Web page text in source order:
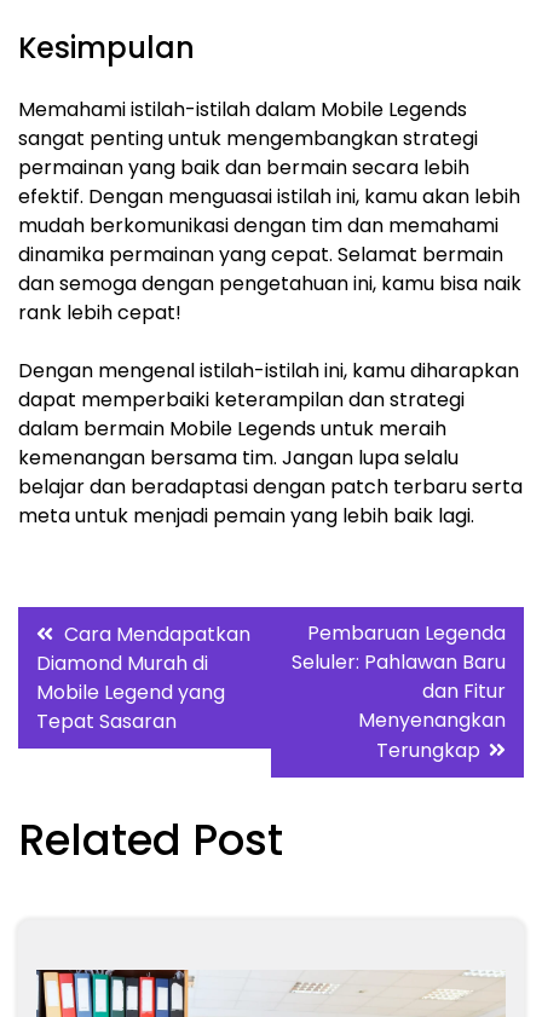
Kesimpulan
Memahami istilah-istilah dalam Mobile Legends
sangat penting untuk mengembangkan strategi
permainan yang baik dan bermain secara lebih
efektif. Dengan menguasai istilah ini, kamu akan lebih
mudah berkomunikasi dengan tim dan memahami
dinamika permainan yang cepat. Selamat bermain
dan semoga dengan pengetahuan ini, kamu bisa naik
rank lebih cepat!
Dengan mengenal istilah-istilah ini, kamu diharapkan
dapat memperbaiki keterampilan dan strategi
dalam bermain Mobile Legends untuk meraih
kemenangan bersama tim. Jangan lupa selalu
belajar dan beradaptasi dengan patch terbaru serta
meta untuk menjadi pemain yang lebih baik lagi.
Post
navigation
Cara Mendapatkan
Diamond Murah di
Mobile Legend yang
Tepat Sasaran
Pembaruan Legenda
Seluler: Pahlawan Baru
dan Fitur
Menyenangkan
Terungkap
Related Post